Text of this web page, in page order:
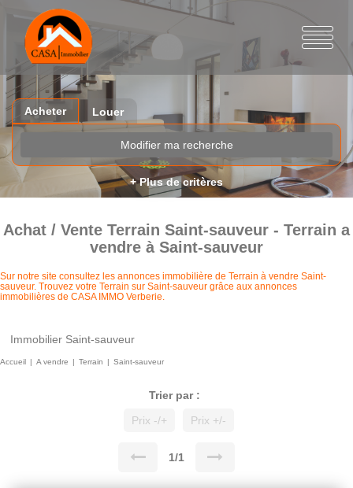
Acheter Louer
Modifier ma recherche
+ Plus de critères
Achat / Vente Terrain Saint-sauveur - Terrain a
vendre à Saint-sauveur
Sur notre site consultez les annonces immobilière de Terrain à vendre Saint-
sauveur. Trouvez votre Terrain sur Saint-sauveur grâce aux annonces
immobilières de CASA IMMO Verberie.
Immobilier Saint-sauveur
Accueil A vendre Terrain Saint-sauveur
Trier par :
Prix -/+
Prix +/-
1/1